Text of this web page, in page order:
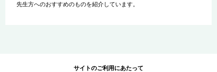
先生方へのおすすめのものを紹介しています。
サイトのご利用にあたって